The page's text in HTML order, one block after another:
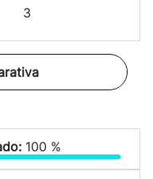
3
100 %